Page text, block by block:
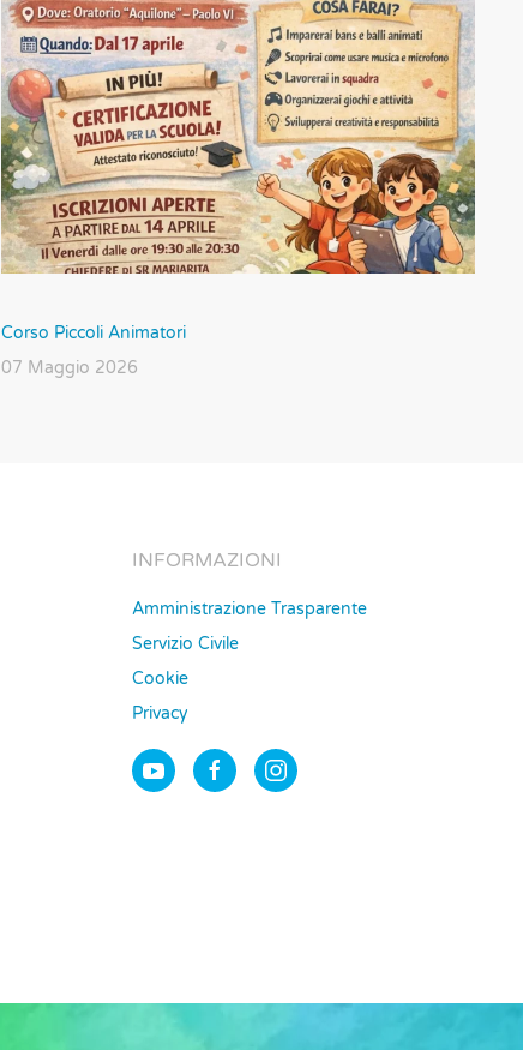
Corso Piccoli Animatori
07 Maggio 2026
INFORMAZIONI
Amministrazione Trasparente
Servizio Civile
Cookie
Privacy